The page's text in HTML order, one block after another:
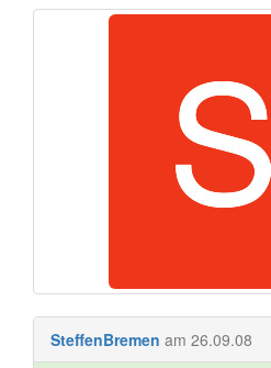
SteffenBremen am 26.09.08